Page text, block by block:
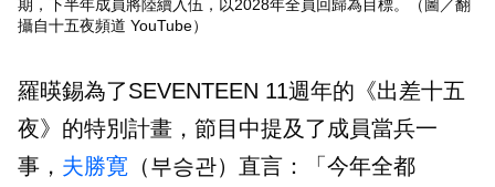
期，下半年成員將陸續入伍，以2028年全員回歸為目標。（圖／翻
攝自十五夜頻道 YouTube）
羅暎錫為了SEVENTEEN 11週年的《出差十五
夜》的特別計畫，節目中提及了成員當兵一
事， 夫勝寛 （부승관）直言：「今年全都